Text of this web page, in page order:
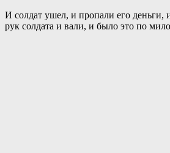
И солдат ушел, и пропали его деньги,
рук солдата и вали, и было это по